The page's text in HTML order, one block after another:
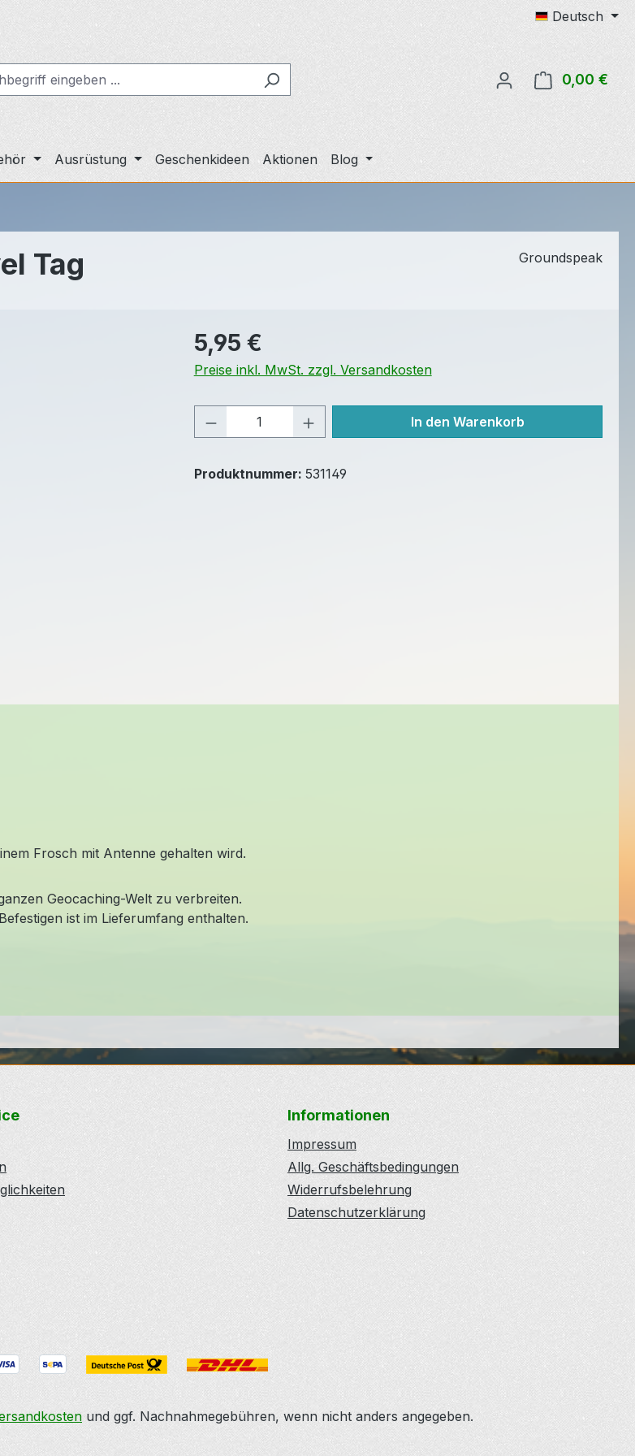
Deutsch
0,00 €
Ausrüstung Geschenkideen Aktionen Blog
Tag Groundspeak
Regulärer Preis:
5,95 €
Preise inkl. MwSt. zzgl. Versandkosten
Produkt Anzahl: Gib den gewünschten Wert
In den Warenkorb
Produktnummer: 531149
Frosch mit Antenne gehalten wird.
Geocaching-Welt zu verbreiten.
ist im Lieferumfang enthalten.
Informationen
Impressum
Allg. Geschäftsbedingungen
Widerrufsbelehrung
Datenschutzerklärung
und ggf. Nachnahmegebühren, wenn nicht anders angegeben.